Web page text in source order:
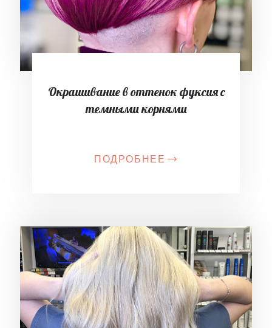
Окрашивание в оттенок фуксия с
темными корнями
ПОДРОБНЕЕ